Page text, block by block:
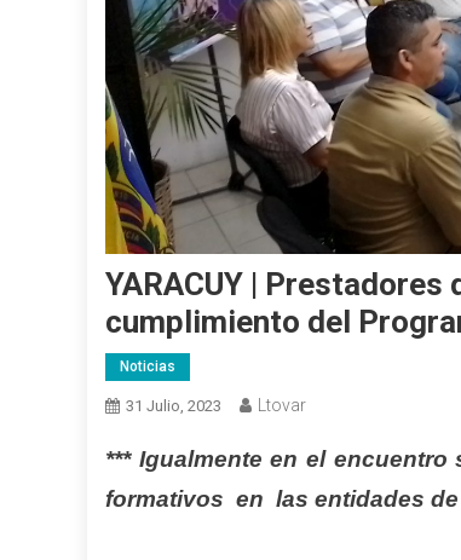
YARACUY |
cumplimiento del
Noticias
31 Julio, 2023 Ltovar
*** Igualmente en el
formativos en las entidades